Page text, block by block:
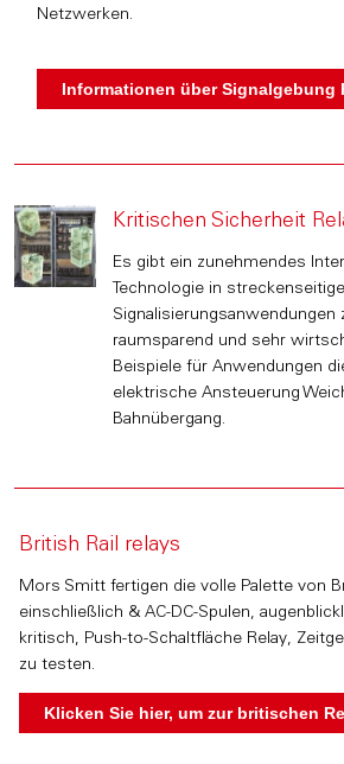
Netzwerken.
Kritischen Sicherheit
Es gibt ein zunehmendes
Technologie in streckenseitige
raumsparend und sehr
Beispiele für Anwendungen
elektrische Ansteuerung
Bahnübergang.
British Rail relays
Mors Smitt fertigen die volle Palette von
einschließlich & AC-DC-Spulen,
kritisch, Push-to-Schaltfläche Relay,
zu testen.